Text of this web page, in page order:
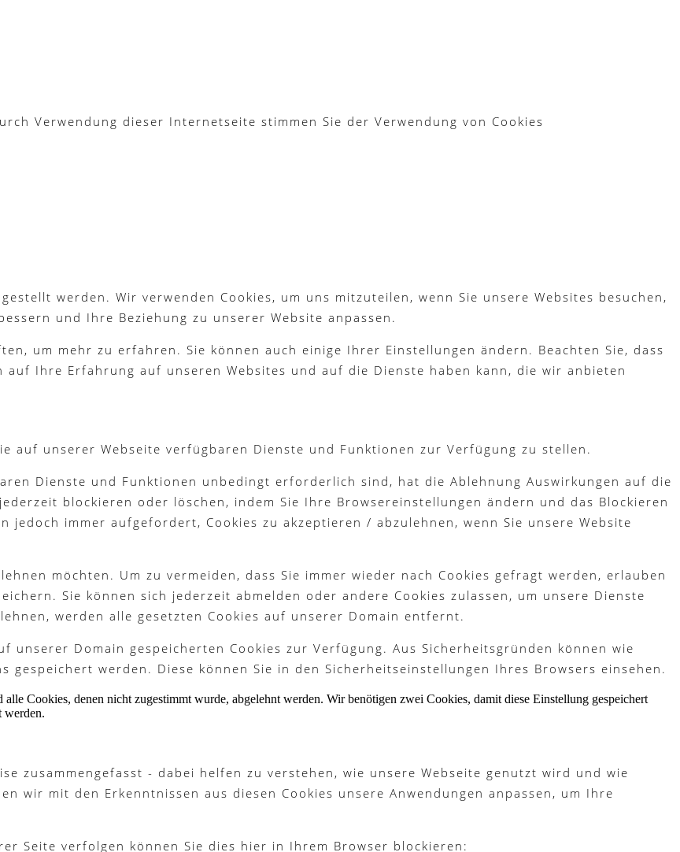
Verwendung dieser Internetseite stimmen Sie der Verwendung von Cookies
werden. Wir verwenden Cookies, um uns mitzuteilen, wenn Sie unsere Websites besuchen,
und Ihre Beziehung zu unserer Website anpassen.
um mehr zu erfahren. Sie können auch einige Ihrer Einstellungen ändern. Beachten Sie, dass
auf Ihre Erfahrung auf unseren Websites und auf die Dienste haben kann, die wir anbieten
auf unserer Webseite verfügbaren Dienste und Funktionen zur Verfügung zu stellen.
Dienste und Funktionen unbedingt erforderlich sind, hat die Ablehnung Auswirkungen auf die
blockieren oder löschen, indem Sie Ihre Browsereinstellungen ändern und das Blockieren
jedoch immer aufgefordert, Cookies zu akzeptieren / abzulehnen, wenn Sie unsere Website
möchten. Um zu vermeiden, dass Sie immer wieder nach Cookies gefragt werden, erlauben
Sie können sich jederzeit abmelden oder andere Cookies zulassen, um unsere Dienste
werden alle gesetzten Cookies auf unserer Domain entfernt.
Domain gespeicherten Cookies zur Verfügung. Aus Sicherheitsgründen können wie
gespeichert werden. Diese können Sie in den Sicherheitseinstellungen Ihres Browsers einsehen.
Cookies, denen nicht zugestimmt wurde, abgelehnt werden. Wir benötigen zwei Cookies, damit diese Einstellung gespeichert
werden.
zusammengefasst - dabei helfen zu verstehen, wie unsere Webseite genutzt wird und wie
wir mit den Erkenntnissen aus diesen Cookies unsere Anwendungen anpassen, um Ihre
Seite verfolgen können Sie dies hier in Ihrem Browser blockieren: